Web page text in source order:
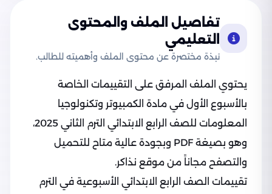
تفاصيل الملف والمحتوى
التعليمي
نبذة مختصرة عن محتوى الملف وأهميته للطالب.
يحتوي الملف المرفق على التقييمات الخاصة
بالأسبوع الأول في مادة الكمبيوتر وتكنولوجيا
المعلومات للصف الرابع الابتدائي الترم الثاني 2025،
وهو بصيغة PDF وبجودة عالية متاح للتحميل
والتصفح مجاناً من موقع نذاكر.
تقييمات الصف الرابع الابتدائي الأسبوعية في الترم